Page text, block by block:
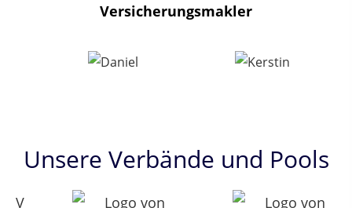
Versicherungsmakler
Unsere Verbände und Pools